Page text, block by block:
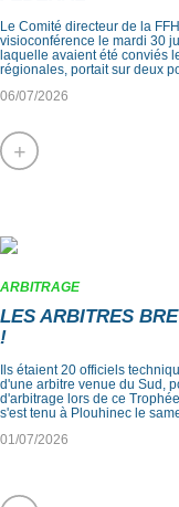
Le Comité directeur de la
visioconférence le mardi 30
laquelle avaient été conviés
régionales, portait sur deux
06/07/2026
+
ARBITRAGE
LES ARBITRES
!
Ils étaient 20 officiels
d'une arbitre venue du Sud,
d'arbitrage lors de ce
s'est tenu à Plouhinec le
01/07/2026